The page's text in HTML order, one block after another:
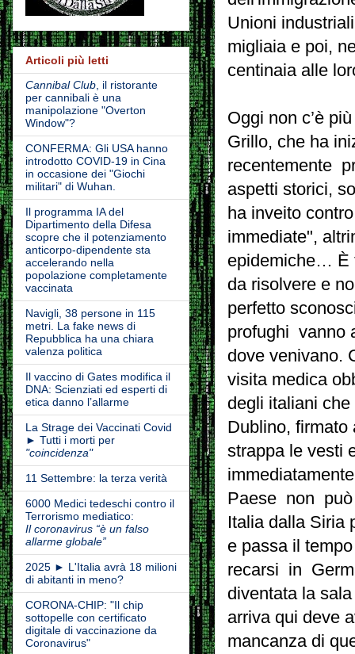
Unioni
migliaia e poi,
centinaia alle
Oggi non c’è
Grillo, che ha
recentemente
aspetti storici,
ha inveito
immediate",
epidemiche… È
da risolvere e
perfetto
profughi vanno
dove venivano.
visita medica
degli italiani
Dublino, firmato
strappa le vesti
Paese non
Italia dalla Siria
e passa il
recarsi in
diventata la
arriva qui deve
mancanza di
Articoli più letti
Cannibal Club, il ristorante
per cannibali è una
manipolazione "Overton
Window"?
CONFERMA: Gli USA hanno
introdotto COVID-19 in Cina
in occasione dei "Giochi
militari" di Wuhan.
Il programma IA del
Dipartimento della Difesa
scopre che il potenziamento
anticorpo-dipendente sta
accelerando nella
popolazione completamente
vaccinata
Navigli, 38 persone in 115
metri. La fake news di
Repubblica ha una chiara
valenza politica
Il vaccino di Gates modifica il
DNA: Scienziati ed esperti di
etica danno l’allarme
La Strage dei Vaccinati Covid
► Tutti i morti per
"coincidenza"
11 Settembre: la terza verità
6000 Medici tedeschi contro il
Terrorismo mediatico:
Il coronavirus “è un falso
allarme globale”
2025 ► L'Italia avrà 18 milioni
di abitanti in meno?
CORONA-CHIP: "Il chip
sottopelle con certificato
digitale di vaccinazione da
Coronavirus"